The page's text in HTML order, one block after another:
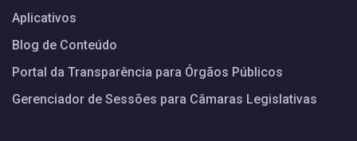
Aplicativos
Blog de Conteúdo
Portal da Transparência para Órgãos Públicos
Gerenciador de Sessões para Câmaras Legislativas